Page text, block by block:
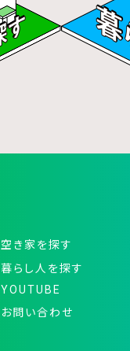
空き家を探す
暮らし人を探す
YOUTUBE
お問い合わせ